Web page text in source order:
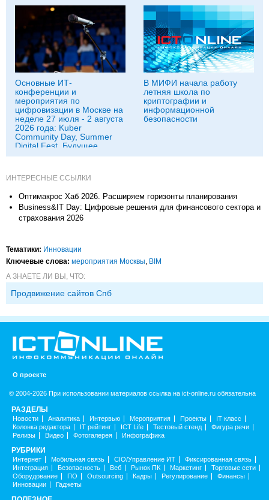
Основные ИТ-
конференции и
мероприятия по
цифровизации в Москве на
неделе 27 июля - 2 августа
2026 года: Kuber
Community Day, Summer
Digital Fest, Будущее
исследований в
В МИФИ начала работу
летняя школа по
криптографии и
информационной
безопасности
ИНТЕРЕСНЫЕ ССЫЛКИ
Оптимакрос Хаб 2026. Расширяем горизонты планирования
Business&IT Day: Цифровые решения для финансового сектора и
страхования 2026
Тематики: Инновации
Ключевые слова: мероприятия Москвы BIM
А ЗНАЕТЕ ЛИ ВЫ, ЧТО:
Продвижение сайтов Спб
О проекте
© 2004-2026 При использовании материалов ссылка на ict-online.ru обязательна
РАЗДЕЛЫ
Новости Аналитика Интервью Мероприятия Проекты
IT класс
Колонка редактора
IT рейтинг ICT Life Тестовый стенд
Фигура речи
Релизы
Видео Фотогалерея Инфографика
РУБРИКИ
Интернет Мобильная связь CIO/Управление ИТ
Фиксированная связь
Интеграция
Безопасность Веб Рынок ПК Маркетинг
Торговые сети
Оборудование
ПО Outsourcing Кадры Регулирование
Финансы
Инновации
Гаджеты